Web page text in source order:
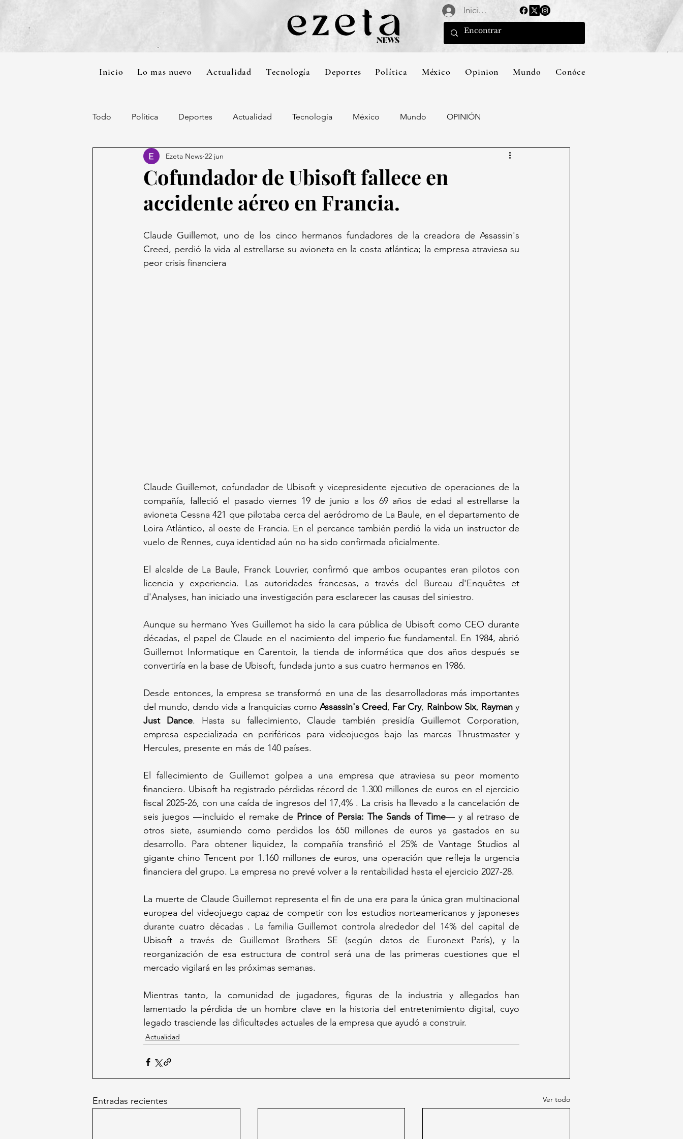
Iniciar sesión
Inicio Lo mas nuevo Actualidad Tecnología Deportes Política México Opinion Mundo Conócenos
Todo Política Deportes Actualidad Tecnología México Mundo OPINIÓN
Cofundador de Ubisoft fallece en
accidente aéreo en Francia.
Ezeta News 22 jun
Claude Guillemot, uno de los cinco hermanos fundadores de la creadora de Assassin's
Creed, perdió la vida al estrellarse su avioneta en la costa atlántica; la empresa atraviesa su
peor crisis financiera
Claude Guillemot, cofundador de Ubisoft y vicepresidente ejecutivo de operaciones de la
compañía, falleció el pasado viernes 19 de junio a los 69 años de edad al estrellarse la
avioneta Cessna 421 que pilotaba cerca del aeródromo de La Baule, en el departamento de
Loira Atlántico, al oeste de Francia. En el percance también perdió la vida un instructor de
vuelo de Rennes, cuya identidad aún no ha sido confirmada oficialmente.
El alcalde de La Baule, Franck Louvrier, confirmó que ambos ocupantes eran pilotos con
licencia y experiencia. Las autoridades francesas, a través del Bureau d'Enquêtes et
d'Analyses, han iniciado una investigación para esclarecer las causas del siniestro.
Aunque su hermano Yves Guillemot ha sido la cara pública de Ubisoft como CEO durante
décadas, el papel de Claude en el nacimiento del imperio fue fundamental. En 1984, abrió
Guillemot Informatique en Carentoir, la tienda de informática que dos años después se
convertiría en la base de Ubisoft, fundada junto a sus cuatro hermanos en 1986.
Desde entonces, la empresa se transformó en una de las desarrolladoras más importantes
del mundo, dando vida a franquicias como Assassin's Creed, Far Cry, Rainbow Six, Rayman
Just Dance. Hasta su fallecimiento, Claude también presidía Guillemot Corporation,
empresa especializada en periféricos para videojuegos bajo las marcas Thrustmaster y
Hercules, presente en más de 140 países.
El fallecimiento de Guillemot golpea a una empresa que atraviesa su peor momento
financiero. Ubisoft ha registrado pérdidas récord de 1.300 millones de euros en el ejercicio
fiscal 2025-26, con una caída de ingresos del 17,4% . La crisis ha llevado a la cancelación de
seis juegos —incluido el remake de Prince of Persia: The Sands of Time— y al retraso de
otros siete, asumiendo como perdidos los 650 millones de euros ya gastados en su
desarrollo. Para obtener liquidez, la compañía transfirió el 25% de Vantage Studios al
gigante chino Tencent por 1.160 millones de euros, una operación que refleja la urgencia
financiera del grupo. La empresa no prevé volver a la rentabilidad hasta el ejercicio 2027-28.
La muerte de Claude Guillemot representa el fin de una era para la única gran multinacional
europea del videojuego capaz de competir con los estudios norteamericanos y japoneses
durante cuatro décadas . La familia Guillemot controla alrededor del 14% del capital de
Ubisoft a través de Guillemot Brothers SE (según datos de Euronext París), y la
reorganización de esa estructura de control será una de las primeras cuestiones que el
mercado vigilará en las próximas semanas.
Mientras tanto, la comunidad de jugadores, figuras de la industria y allegados han
lamentado la pérdida de un hombre clave en la historia del entretenimiento digital, cuyo
legado trasciende las dificultades actuales de la empresa que ayudó a construir.
Actualidad
Entradas recientes Ver todo